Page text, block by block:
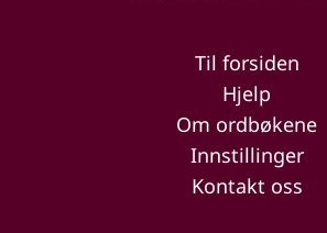
Til forsiden
Hjelp
Om ordbøkene
Innstillinger
Kontakt oss